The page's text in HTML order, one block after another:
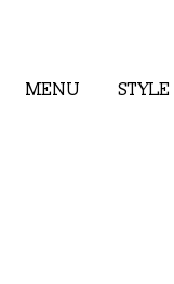
MENU STYLE